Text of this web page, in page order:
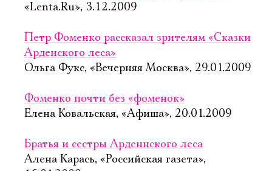
«Lenta.Ru», 3.12.2009
Петр Фоменко рассказал зрителям «Сказки
Арденского леса»
Ольга Фукс, «Вечерняя Москва», 29.01.2009
Фоменко почти без «фоменок»
Елена Ковальская, «Афиша», 20.01.2009
Братья и сестры Арденнского леса
Алена Карась, «Российская газета»,